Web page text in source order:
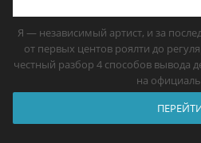
Я — независимый артист, и за
от первых центов роялти до
честный разбор 4 способов вывода
на